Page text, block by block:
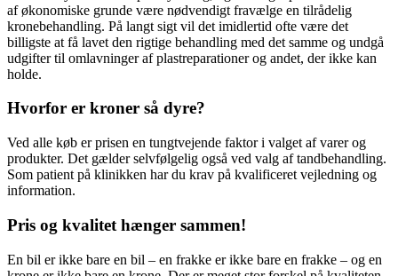
af økonomiske grunde være nødvendigt fravælge en tilrådelig
kronebehandling. På langt sigt vil det imidlertid ofte være det
billigste at få lavet den rigtige behandling med det samme og undgå
udgifter til omlavninger af plastreparationer og andet, der ikke kan
holde.
Hvorfor er kroner så dyre?
Ved alle køb er prisen en tungtvejende faktor i valget af varer og
produkter. Det gælder selvfølgelig også ved valg af tandbehandling.
Som patient på klinikken har du krav på kvalificeret vejledning og
information.
Pris og kvalitet hænger sammen!
En bil er ikke bare en bil – en frakke er ikke bare en frakke – og en